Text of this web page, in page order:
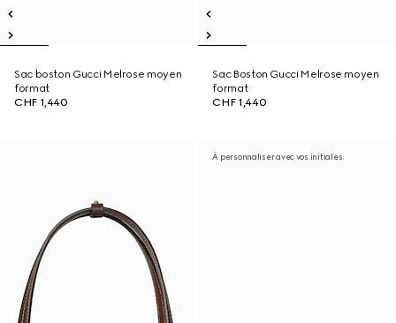
Sac boston Gucci Melrose moyen
format
CHF 1,440
Sac Boston Gucci Melrose moyen
format
CHF 1,440
À personnaliser avec vos initiales